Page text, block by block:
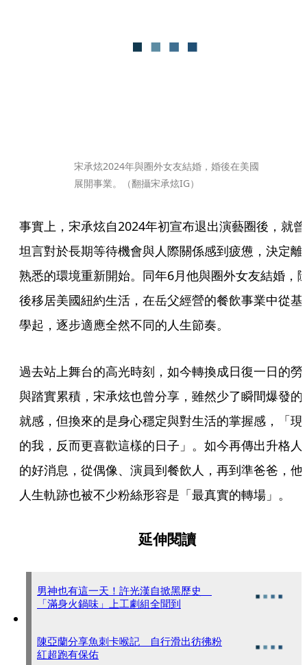
宋承炫2024年與圈外女友結婚，婚後在美國
展開事業。（翻攝宋承炫IG）
事實上，宋承炫自2024年初宣布退出演藝圈後，就曾
坦言對於長期等待機會與人際關係感到疲憊，決定離
熟悉的環境重新開始。同年6月他與圈外女友結婚，
後移居美國紐約生活，在岳父經營的餐飲事業中從基
學起，逐步適應全然不同的人生節奏。
過去站上舞台的高光時刻，如今轉換成日復一日的勞
與踏實累積，宋承炫也曾分享，雖然少了瞬間爆發的
就感，但換來的是身心穩定與對生活的掌握感，「現
的我，反而更喜歡這樣的日子」。如今再傳出升格人
的好消息，從偶像、演員到餐飲人，再到準爸爸，他
人生軌跡也被不少粉絲形容是「最真實的轉場」。
延伸閱讀
男神也有這一天！許光漢自掀黑歷史
「滿身火鍋味」上工劇組全聞到
陳亞蘭分享魚刺卡喉記 自行滑出彷彿粉
紅超跑有保佑